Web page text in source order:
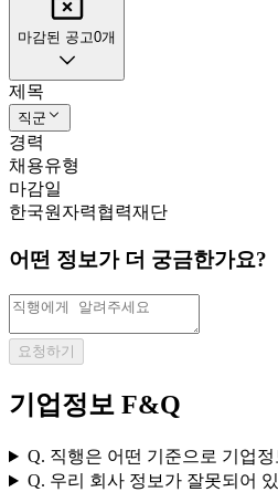
마감된 공고0개
제목
직군
경력
채용유형
마감일
한국원자력협력재단
어떤 정보가 더 궁금한가요?
요청하기
기업정보 F&Q
Q. 직행은 어떤 기준으로 기업
Q. 우리 회사 정보가 잘못되어